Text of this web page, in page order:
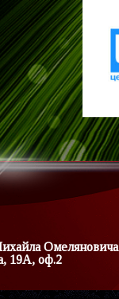
19А, оф.2